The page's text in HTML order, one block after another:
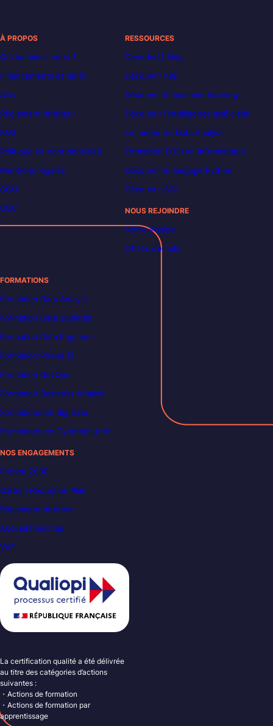
À PROPOS
Qui sommes-nous ?
Financements et tarifs
Avis
Règlement intérieur
FAQ
Politique de confidentialité
Mentions légales
CGU
CGV
RESSOURCES
Decoded | Blog
Découvrir n8n
Découvrir le machine learning
Découvrir l’intelligence artificielle
Le métier de Data Analyst
Formation POEI en informatique
Découvrir le langage Python
Découvrir SQL
NOUS REJOINDRE
Notre équipe
Offres d’emploi
FORMATIONS
Formation Data Analyst
Formation Data Scientist
Formation Data Engineer
Formation Power BI
Formation DevOps
Formation Business Analyst
Formations en Big Data
Formations en Cybersécurité
NOS ENGAGEMENTS
France 2030
Carbon Reduction Plan
Règlement intérieur
Accueil handicap
VAE
La certification qualité a été délivrée
au titre des catégories d’actions
suivantes :
・Actions de formation
・Actions de formation par
apprentissage